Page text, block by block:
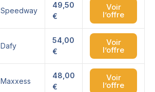
Speedway
49,50
€
Voir
l’offre
Dafy
54,00
€
Voir
l’offre
Maxxess
48,00
€
Voir
l’offre